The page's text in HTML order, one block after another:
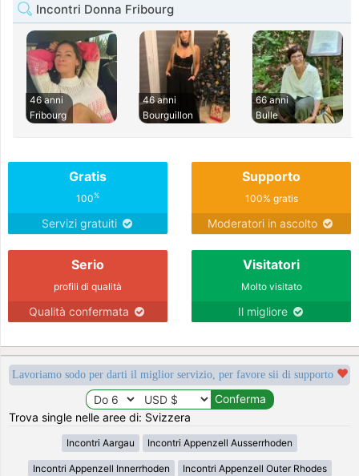
Incontri Donna Fribourg
46 anni
Fribourg
46 anni
Bourguillon
66 anni
Bulle
Gratis
100%
Servizi gratuiti
Supporto
100% gratis
Moderatori in ascolto
Serio
profili di qualità
Qualità confermata
Visitatori
Molto visitato
Il migliore
Lavoriamo sodo per darti il miglior servizio, per favore sii di supporto
Trova single nelle aree di: Svizzera
Incontri Aargau Incontri Appenzell Ausserrhoden
Incontri Appenzell Innerrhoden Incontri Appenzell Outer Rhodes